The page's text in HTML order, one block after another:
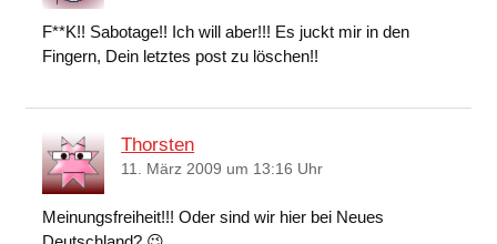
F**K!! Sabotage!! Ich will aber!!! Es juckt mir in den
Fingern, Dein letztes post zu löschen!!
Thorsten
11. März 2009 um 13:16 Uhr
Meinungsfreiheit!!! Oder sind wir hier bei Neues